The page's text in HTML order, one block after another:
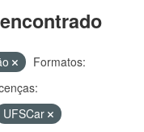
Formatos:
UFSCar